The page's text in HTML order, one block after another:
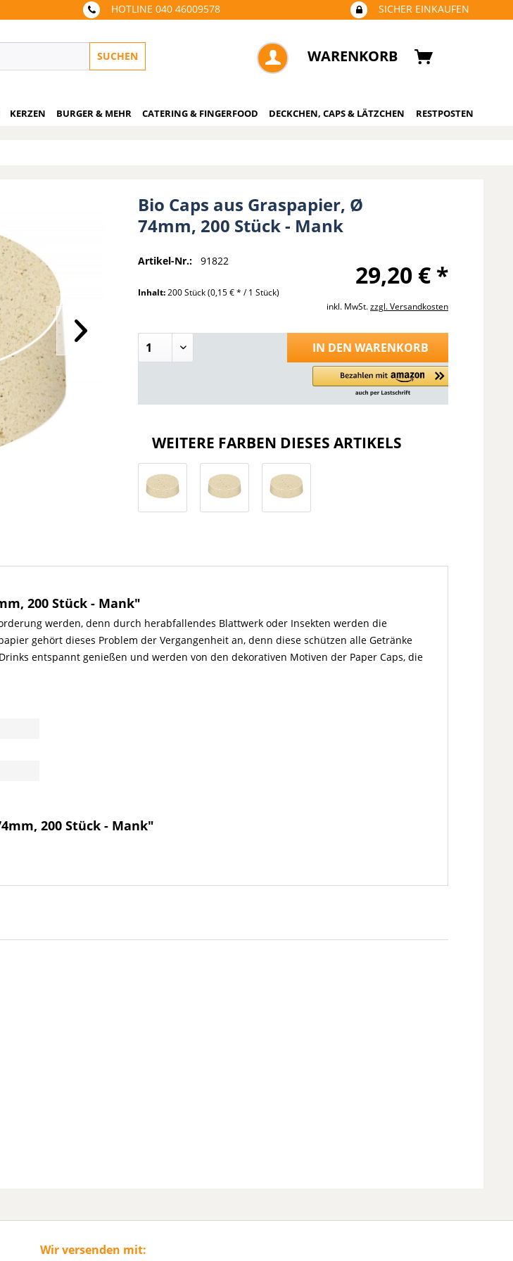
HOTLINE 040 46009578 SICHER EINKAUFEN
SUCHEN WARENKORB
KERZEN BURGER & MEHR CATERING & FINGERFOOD DECKCHEN, CAPS & LÄTZCHEN RESTPOSTEN
Bio Caps aus Graspapier, Ø
74mm, 200 Stück - Mank
Artikel-Nr.: 91822 29,20 € *
Inhalt:200 Stück(0,15 € * / 1 Stück)
inkl. MwSt.zzgl. Versandkosten
IN DEN WARENKORB
WEITERE FARBEN DIESES ARTIKELS
200 Stück - Mank"
werden, denn durch herabfallendes Blattwerk oder Insekten werden die
gehört dieses Problem der Vergangenheit an, denn diese schützen alle Getränke
entspannt genießen und werden von den dekorativen Motiven der Paper Caps, die
200 Stück - Mank"
Wir versenden mit: